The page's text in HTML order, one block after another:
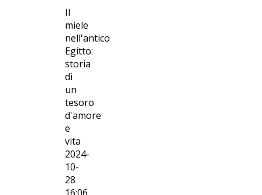
Il
miele
nell'antico
Egitto:
storia
di
un
tesoro
d'amore
e
vita
2024-
10-
28